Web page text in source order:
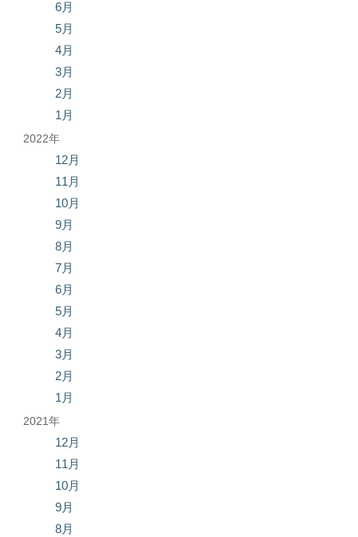
6月
5月
4月
3月
2月
1月
2022年
12月
11月
10月
9月
8月
7月
6月
5月
4月
3月
2月
1月
2021年
12月
11月
10月
9月
8月